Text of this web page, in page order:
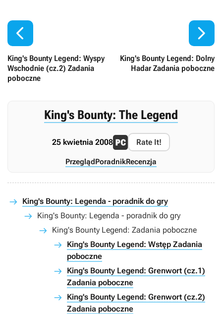

King's Bounty Legend: Wyspy
Wschodnie (cz.2) Zadania
poboczne
King's Bounty Legend: Dolny
Hadar Zadania poboczne

King's Bounty: The Legend
25 kwietnia 2008 Rate It!
PrzeglądPoradnikRecenzja
King's Bounty: Legenda - poradnik do gry
King's Bounty: Legenda - poradnik do gry
King's Bounty Legend: Zadania poboczne
King's Bounty Legend: Wstęp Zadania
poboczne
King's Bounty Legend: Grenwort (cz.1)
Zadania poboczne
King's Bounty Legend: Grenwort (cz.2)
Zadania poboczne